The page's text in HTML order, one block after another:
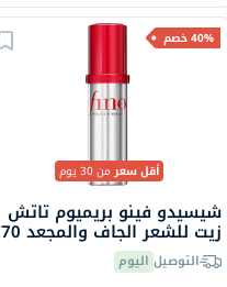
40% خصم
أقل سعرمن 30 يوم
شيسيدو فينو بريميوم تاتش
زيت للشعر الجاف والمجعد 70
ملالتوصيل اليوم